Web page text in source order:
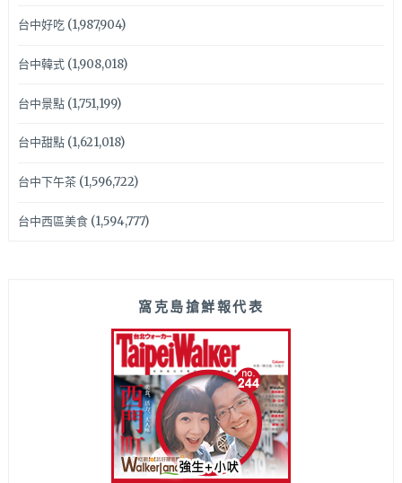
台中好吃(1,987,904)
台中韓式(1,908,018)
台中景點(1,751,199)
台中甜點(1,621,018)
台中下午茶(1,596,722)
台中西區美食(1,594,777)
窩克島搶鮮報代表